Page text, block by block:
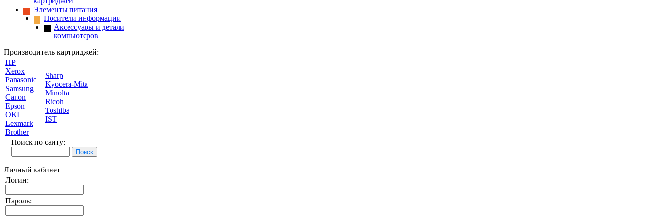
Элементы питания
Носители информации
Аксессуары и детали
компьютеров
Производитель картриджей:
HP
Xerox
Panasonic
Samsung
Canon
Epson
OKI
Lexmark
Brother
Sharp
Kyocera-Mita
Minolta
Ricoh
Toshiba
IST
Поиск по сайту:
Личный кабинет
Логин:
Пароль: